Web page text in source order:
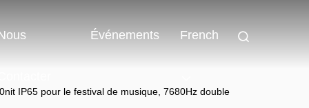
Événements French
IP65 pour le festival de musique, 7680Hz double